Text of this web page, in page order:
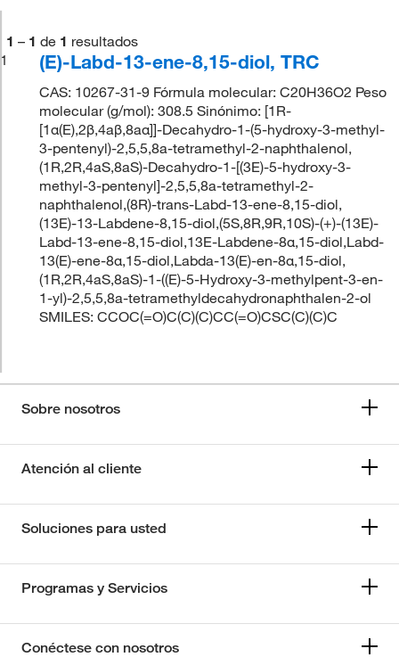
1 – 1 de 1 resultados
1
(E)-Labd-13-ene-8,15-diol, TRC
CAS: 10267-31-9 Fórmula molecular: C20H36O2 Peso
molecular (g/mol): 308.5 Sinónimo: [1R-
[1α(E),2β,4aβ,8aα]]-Decahydro-1-(5-hydroxy-3-methyl-
3-pentenyl)-2,5,5,8a-tetramethyl-2-naphthalenol,
(1R,2R,4aS,8aS)-Decahydro-1-[(3E)-5-hydroxy-3-
methyl-3-pentenyl]-2,5,5,8a-tetramethyl-2-
naphthalenol,(8R)-trans-Labd-13-ene-8,15-diol,
(13E)-13-Labdene-8,15-diol,(5S,8R,9R,10S)-(+)-(13E)-
Labd-13-ene-8,15-diol,13E-Labdene-8α,15-diol,Labd-
13(E)-ene-8α,15-diol,Labda-13(E)-en-8α,15-diol,
(1R,2R,4aS,8aS)-1-((E)-5-Hydroxy-3-methylpent-3-en-
1-yl)-2,5,5,8a-tetramethyldecahydronaphthalen-2-ol
SMILES: CCOC(=O)C(C)(C)CC(=O)CSC(C)(C)C
Sobre nosotros
Atención al cliente
Soluciones para usted
Programas y Servicios
Conéctese con nosotros